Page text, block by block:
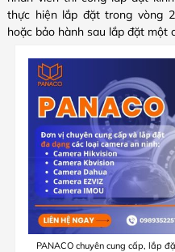
thực hiện lắp đặt trong vòng
hoặc bảo hành sau lắp đặt một
PANACO chuyên cung cấp, lắp